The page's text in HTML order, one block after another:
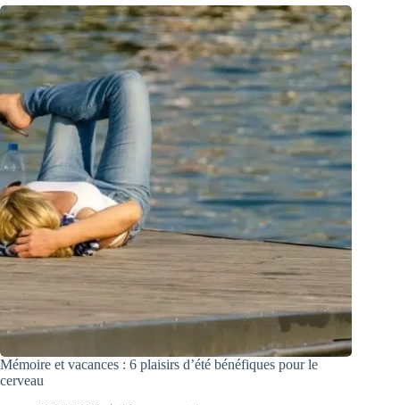
Mémoire et vacances : 6 plaisirs d’été bénéfiques pour le
cerveau